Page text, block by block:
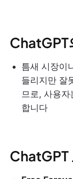
ChatGPT
틈새 시장이
들리지만 잘
므로, 사용
합니다
ChatGPT